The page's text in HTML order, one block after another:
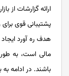
ارائه گزارشات از
پشتیبانی قوی
هدف ره ‌آورد ایجاد
مالی است، به
باشند. در ادامه